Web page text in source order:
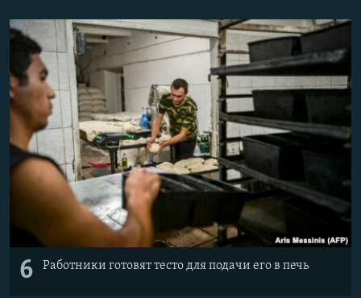
6 Работники готовят тесто для подачи его в печь